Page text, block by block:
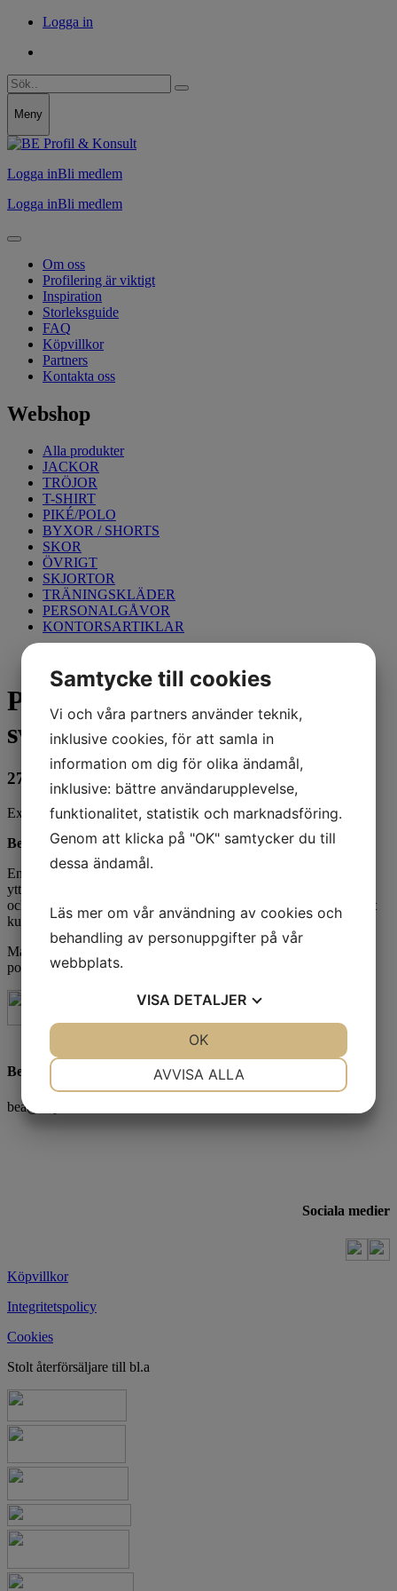
Logga in
Meny
Logga inBli medlem
Logga inBli medlem
Om oss
Profilering är viktigt
Inspiration
Storleksguide
FAQ
Köpvillkor
Partners
Kontakta oss
Webshop
Alla produkter
JACKOR
TRÖJOR
T-SHIRT
PIKÉ/POLO
BYXOR / SHORTS
SKOR
ÖVRIGT
SKJORTOR
TRÄNINGSKLÄDER
PERSONALGÅVOR
KONTORSARTIKLAR
Padded Softshell Vest Mens,
svart, XS
271 kr
Exkl. moms
Beskrivning
En vadderad softshellväst i modern design, utrustad med tre
ytterfickor med SBS-dragkedjor och en innerficka. Fodret är svart
och zippullers är dekorerade. En avtagbar nacketikett för att enkelt
kunna addera egen avsändare.
Material: 85% polyester, 15% spandex laminerad med 100%
polyesterfleece. WP 5000.
Beatrice Bornius
bea@beprofil.se
Sociala medier
Köpvillkor
Integritetspolicy
Cookies
Stolt återförsäljare till bl.a
Samtycke till cookies
Vi och våra partners använder teknik,
inklusive cookies, för att samla in
information om dig för olika ändamål,
inklusive: bättre användarupplevelse,
funktionalitet, statistik och marknadsföring.
Genom att klicka på "OK" samtycker du till
dessa ändamål.
Läs mer om vår användning av cookies och
behandling av personuppgifter på vår
webbplats.
VISA DETALJER
AVVISA ALLA
OK